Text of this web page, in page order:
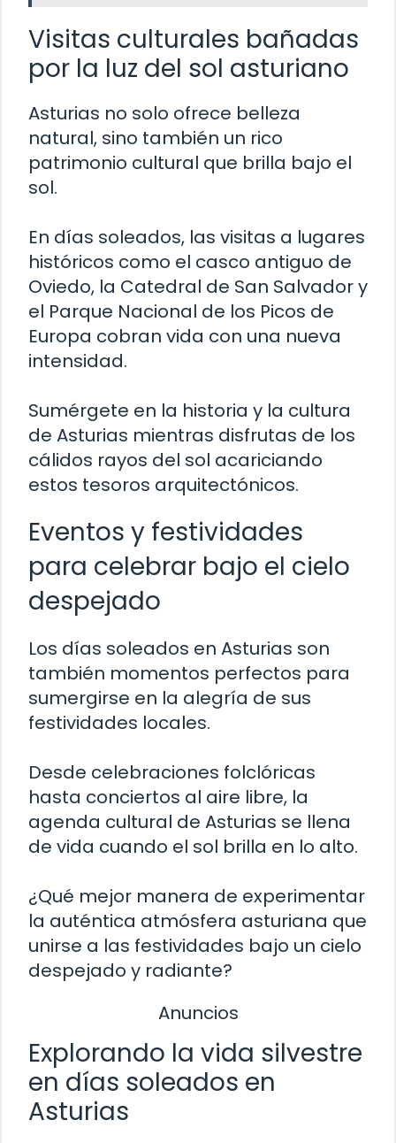
Visitas culturales bañadas
por la luz del sol asturiano
Asturias no solo ofrece belleza
natural, sino también un rico
patrimonio cultural que brilla bajo el
sol.
En días soleados, las visitas a lugares
históricos como el casco antiguo de
Oviedo, la Catedral de San Salvador y
el Parque Nacional de los Picos de
Europa cobran vida con una nueva
intensidad.
Sumérgete en la historia y la cultura
de Asturias mientras disfrutas de los
cálidos rayos del sol acariciando
estos tesoros arquitectónicos.
Eventos y festividades
para celebrar bajo el cielo
despejado
Los días soleados en Asturias son
también momentos perfectos para
sumergirse en la alegría de sus
festividades locales.
Desde celebraciones folclóricas
hasta conciertos al aire libre, la
agenda cultural de Asturias se llena
de vida cuando el sol brilla en lo alto.
¿Qué mejor manera de experimentar
la auténtica atmósfera asturiana que
unirse a las festividades bajo un cielo
despejado y radiante?
Anuncios
Explorando la vida silvestre
en días soleados en
Asturias